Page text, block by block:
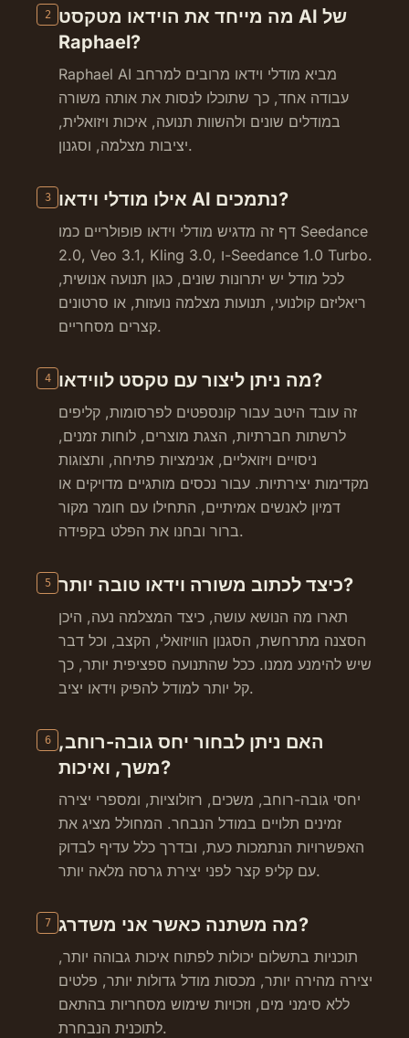
2
מה מייחד את הוידאו מטקסט AI של
Raphael?
Raphael AI מביא מודלי וידאו מרובים למרחב
עבודה אחד, כך שתוכלו לנסות את אותה משורה
במודלים שונים ולהשוות תנועה, איכות ויזואלית,
יציבות מצלמה, וסגנון.
3 אילו מודלי וידאו AI נתמכים?
דף זה מדגיש מודלי וידאו פופולריים כמו Seedance
2.0, Veo 3.1, Kling 3.0, ו-Seedance 1.0 Turbo.
לכל מודל יש יתרונות שונים, כגון תנועה אנושית,
ריאליזם קולנועי, תנועות מצלמה נועזות, או סרטונים
קצרים מסחריים.
4 מה ניתן ליצור עם טקסט לווידאו?
זה עובד היטב עבור קונספטים לפרסומות, קליפים
לרשתות חברתיות, הצגת מוצרים, לוחות זמנים,
ניסויים ויזואליים, אנימציות פתיחה, ותצוגות
מקדימות יצירתיות. עבור נכסים מותגיים מדויקים או
דמיון לאנשים אמיתיים, התחילו עם חומר מקור
ברור ובחנו את הפלט בקפידה.
5 כיצד לכתוב משורה וידאו טובה יותר?
תארו מה הנושא עושה, כיצד המצלמה נעה, היכן
הסצנה מתרחשת, הסגנון הוויזואלי, הקצב, וכל דבר
שיש להימנע ממנו. ככל שהתנועה ספציפית יותר, כך
קל יותר למודל להפיק וידאו יציב.
6
האם ניתן לבחור יחס גובה-רוחב,
משך, ואיכות?
יחסי גובה-רוחב, משכים, רזולוציות, ומספרי יצירה
זמינים תלויים במודל הנבחר. המחולל מציג את
האפשרויות הנתמכות כעת, ובדרך כלל עדיף לבדוק
עם קליפ קצר לפני יצירת גרסה מלאה יותר.
7 מה משתנה כאשר אני משדרג?
תוכניות בתשלום יכולות לפתוח איכות גבוהה יותר,
יצירה מהירה יותר, מכסות מודל גדולות יותר, פלטים
ללא סימני מים, וזכויות שימוש מסחריות בהתאם
לתוכנית הנבחרת.